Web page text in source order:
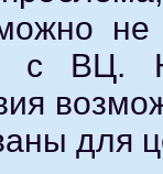
не
с ВЦ.
для